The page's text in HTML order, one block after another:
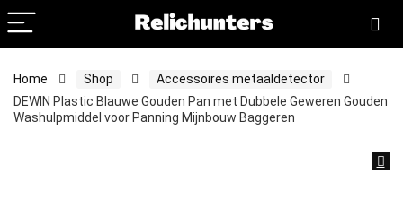
Home Shop
Accessoires metaaldetector
DEWIN Plastic Blauwe Gouden Pan met Dubbele Geweren Gouden
Washulpmiddel voor Panning Mijnbouw Baggeren